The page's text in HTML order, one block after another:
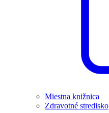
Miestna knižnica
Zdravotné stredisko